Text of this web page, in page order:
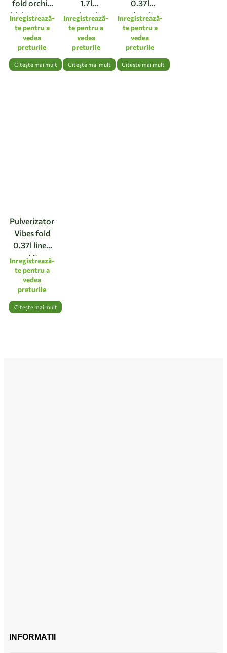
fold orchid
high 12,5cm
linen white
Inregistrează-
te pentru a
vedea
preturile
Citește mai mult
1.7l
anthracite
Inregistrează-
te pentru a
vedea
preturile
Citește mai mult
0.37l
anthracite
Inregistrează-
te pentru a
vedea
preturile
Citește mai mult
Pulverizator
Vibes fold
0.37l linen
white
Inregistrează-
te pentru a
vedea
preturile
Citește mai mult
INFORMATII